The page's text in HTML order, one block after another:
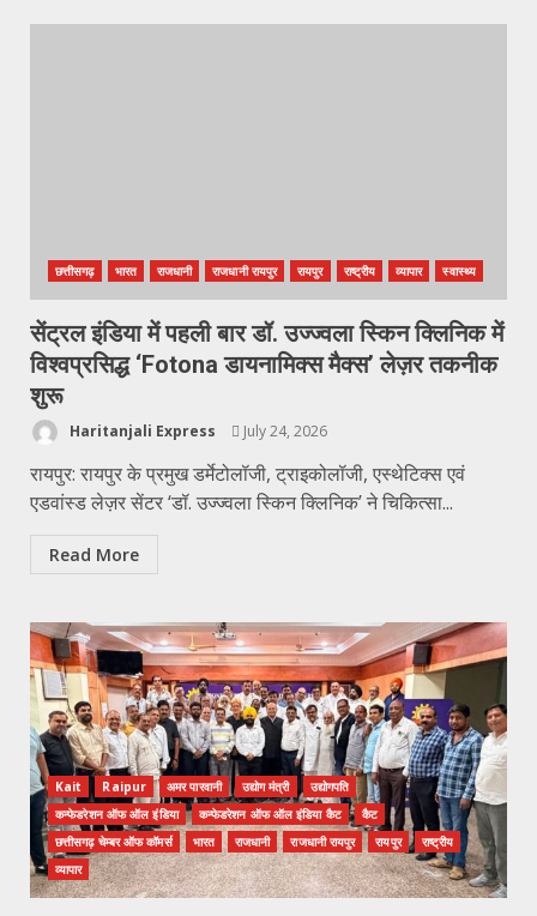
छत्तीसगढ़ भारत राजधानी राजधानी रायपुर रायपुर राष्ट्रीय व्यापार स्वास्थ्य
सेंट्रल इंडिया में पहली बार डॉ. उज्ज्वला स्किन क्लिनिक में
विश्वप्रसिद्ध ‘Fotona डायनामिक्स मैक्स’ लेज़र तकनीक
शुरू
Haritanjali Express July 24, 2026
रायपुर: रायपुर के प्रमुख डर्मेटोलॉजी, ट्राइकोलॉजी, एस्थेटिक्स एवं
एडवांस्ड लेज़र सेंटर ‘डॉ. उज्ज्वला स्किन क्लिनिक’ ने चिकित्सा...
Read More
Kait Raipur अमर पारवानी उद्योग मंत्री
उद्योगपति
कन्फेडरेशन ऑफ ऑल इंडिया
कन्फेडरेशन ऑफ ऑल इंडिया कैट
कैट
छत्तीसगढ़ चेम्बर ऑफ कॉमर्स
भारत राजधानी राजधानी रायपुर रायपुर
राष्ट्रीय
व्यापार